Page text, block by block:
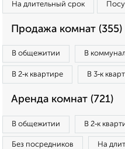
На длительный срок
Продажа комнат (355)
В общежитии В
В 2‑к квартире В 3‑к
Аренда комнат (721)
В общежитии В 2‑к
Без посредников На